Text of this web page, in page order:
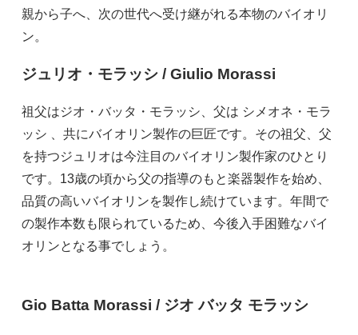
親から子へ、次の世代へ受け継がれる本物のバイオリ
ン。
ジュリオ・モラッシ / Giulio Morassi
祖父はジオ・バッタ・モラッシ、父は シメオネ・モラ
ッシ 、共にバイオリン製作の巨匠です。その祖父、父
を持つジュリオは今注目のバイオリン製作家のひとり
です。13歳の頃から父の指導のもと楽器製作を始め、
品質の高いバイオリンを製作し続けています。年間で
の製作本数も限られているため、今後入手困難なバイ
オリンとなる事でしょう。
Gio Batta Morassi / ジオ バッタ モラッシ